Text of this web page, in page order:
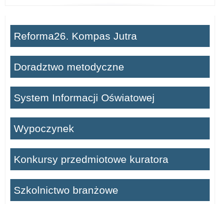
Reforma26. Kompas Jutra
Doradztwo metodyczne
System Informacji Oświatowej
Wypoczynek
Konkursy przedmiotowe kuratora
Szkolnictwo branżowe